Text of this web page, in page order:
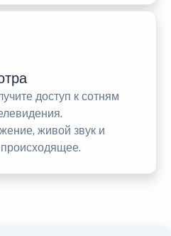
доступ к сотням
живой звук и